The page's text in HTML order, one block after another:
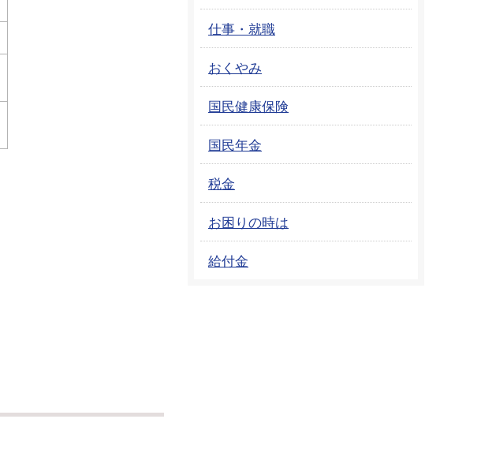
仕事・就職
おくやみ
国民健康保険
国民年金
税金
お困りの時は
給付金